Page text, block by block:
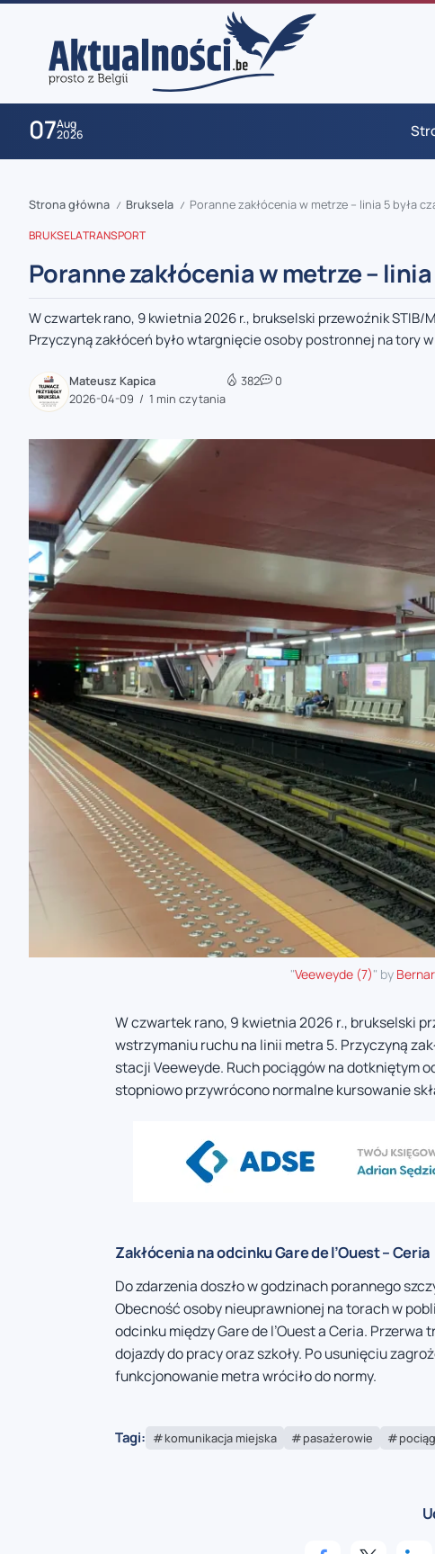
07Aug
2026
zaobserwuj nas
zaobserwuj nas
zaobserwuj nas
zaobserwuj nas
zaobserwuj nas
Strona główna / Bruksela / Poranne zakłócenia w metrze – linia 5 była
BRUKSELATRANSPORT
Poranne zakłócenia w metrze –
W czwartek rano, 9 kwietnia 2026 r., brukselski przewoźnik
Przyczyną zakłóceń było wtargnięcie osoby postronnej na tory
Mateusz Kapica
2026-04-09
1 min czytania
382 0
"Veeweyde (7)" by
W czwartek rano, 9 kwietnia 2026 r., brukselski
wstrzymaniu ruchu na linii metra 5. Przyczyną
stacji Veeweyde. Ruch pociągów na dotkniętym
stopniowo przywrócono normalne kursowanie
Zakłócenia na odcinku Gare de l’Ouest – Ceria
Do zdarzenia doszło w godzinach porannego
Obecność osoby nieuprawnionej na torach w
odcinku między Gare de l’Ouest a Ceria.
dojazdy do pracy oraz szkoły. Po usunięciu
funkcjonowanie metra wróciło do normy.
Tagi: komunikacja miejska pasażerowie